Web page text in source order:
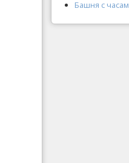
Башня с